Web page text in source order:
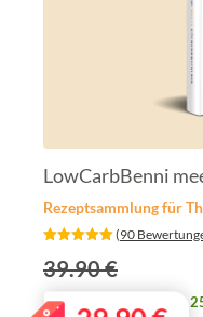
LowCarbBenni
Rezeptsammlung für
‎ (90
39.90 €